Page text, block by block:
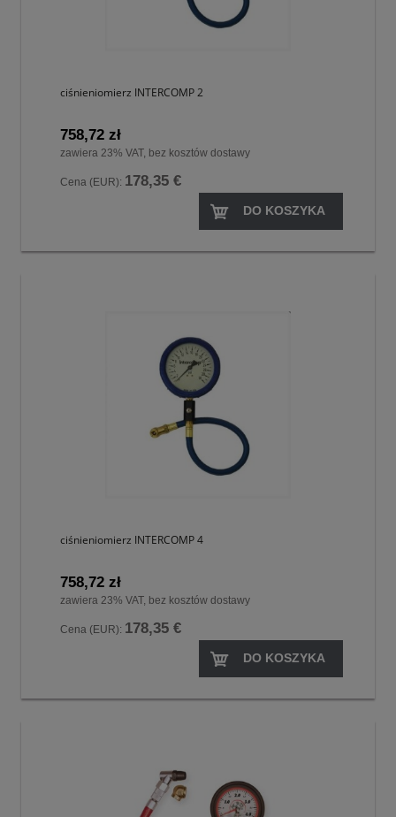
ciśnieniomierz INTERCOMP 2
758,72 zł
zawiera 23% VAT, bez kosztów dostawy
Cena (EUR): 178,35 €
DO KOSZYKA
ciśnieniomierz INTERCOMP 4
758,72 zł
zawiera 23% VAT, bez kosztów dostawy
Cena (EUR): 178,35 €
DO KOSZYKA